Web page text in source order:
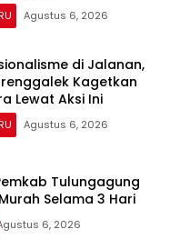
Agustus 6, 2026
di Jalanan,
Kagetkan
Lewat Aksi Ini
Agustus 6, 2026
Tulungagung
Selama 3 Hari
6, 2026